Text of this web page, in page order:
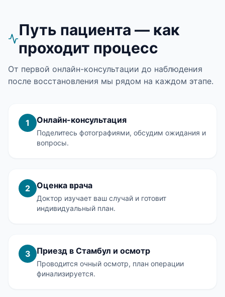
Путь пациента — как
проходит процесс
От первой онлайн-консультации до наблюдения
после восстановления мы рядом на каждом этапе.
1 Онлайн-консультация
Поделитесь фотографиями, обсудим ожидания и
вопросы.
2 Оценка врача
Доктор изучает ваш случай и готовит
индивидуальный план.
3 Приезд в Стамбул и осмотр
Проводится очный осмотр, план операции
финализируется.